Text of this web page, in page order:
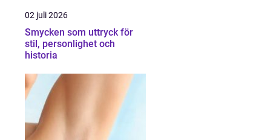
02 juli 2026
Smycken som uttryck för
stil, personlighet och
historia